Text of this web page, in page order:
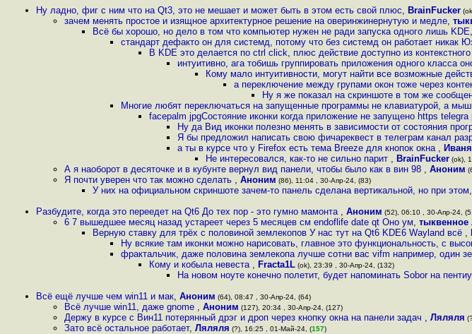
Ну ладно, фиг с ним что на Qt3, это не мешает и может быть в этом есть свой плюс, BrainFucker
зачем менять простое и изящное архитектурное решение на оверинжинернутую и медле,
Всё бы хорошо, но дело в том что компьютер нужен не ради запуска одного лишь KDE,
стандарт дефакто он для системд, потому что без системд он работает никак
В KDE это делается по ctrl click, плюс действие доступно из
интуитивно, ага тобишь группировать приложения одного класса
Кому мало интуитивности, могут найти все возможные
а переключение между групами окон тоже через
Ну я же показал на скриншоте в том же
Многие любят переключаться на запущенные программы не клавиатурой, а
facepalm jpgСостояние иконки когда приложение не запущено https telegra
Ну да Вид иконки полезно менять в зависимости от состояния
Я бы предложил написать свою фичареквест в телеграм канал
а ты в курсе что у Firefox есть тема Breeze для кнопок окна , Иваня
Не интересовался, как-то не сильно парит , BrainFucker (ok),
А я наоборот в десяточке и в кубунте вернул вид панели, чтобы было как в вин 98 , Аноним
Я почти уверен что так можно сделать , Аноним (86), 11:04 , 30-Апр-24, (83)
У них на официальном скриншоте зачем-то панель сделана вертикальной, но при этом,
Разбудите, когда это переедет на Qt6 До тех пор - это гумно мамонта , Аноним (52), 06:10 , 30-Апр-24,
6 7 вышедшее месяц назад устареет через 5 месяцев см endoflife date qt Оно ум, тыквенное
Верную ставку для трёх с половиной землекопов У нас тут на Qt6 KDE6 Wayland всё ,
Ну всякие там иконки можно нарисовать, главное это функциональность, с
фрактальчик, даже половина землекопа лучше сотни вас vifm например, один
Кому и кобыла невеста , Fracta1L (ok), 23:39 , 30-Апр-24, (132)
На новом ноуте конечно полетит, будет напоминать Sobor на
Всё ещё лучше чем win11 и мак, Аноним (64), 08:47 , 30-Апр-24, (64)
Всё лучше win11, даже gnome , Аноним (127), 20:34 , 30-Апр-24, (127)
Держу в курсе с Вин11 потерянный дрэг и дроп через кнопку окна на панели задач , Ляляля
Зато всё остальное работает, Ляляля (?), 16:25 , 01-Май-24, (157)